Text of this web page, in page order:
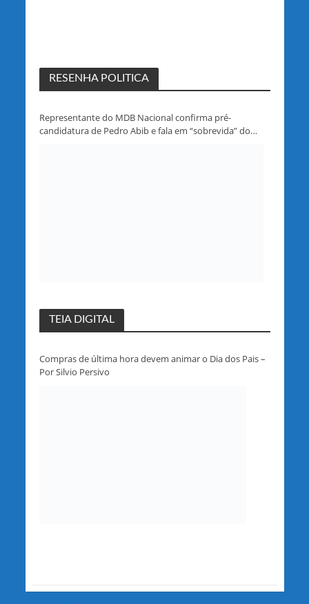
RESENHA POLITICA
Representante do MDB Nacional confirma pré-
candidatura de Pedro Abib e fala em “sobrevida” do
TEIA DIGITAL
Compras de última hora devem animar o Dia dos Pais –
Por Silvio Persivo